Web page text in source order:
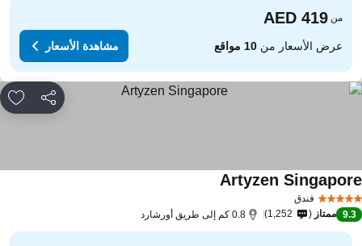
من
عرض الأسعار من10 مواقع مشاهدة الأسعار
مشاركة
فندق
Artyzen
9.3 ممتاز 1,252 0.8 كم إلى طريق أورشارد